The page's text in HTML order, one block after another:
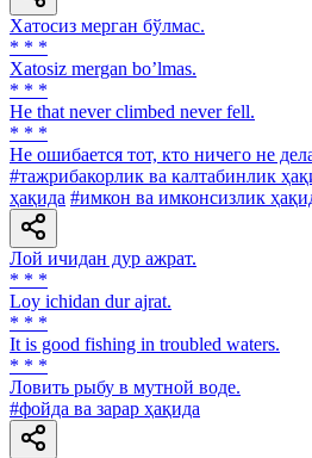
Хатосиз мерган бўлмас.
* * *
Xatosiz mergan boʼlmas.
* * *
He that never climbed never fell.
* * *
He ошибается тот, кто ничего не
#тажрибакорлик ва калтабинлик
ҳақида #имкон ва имконсизлик
Лой ичидан дур ажрат.
* * *
Loy ichidan dur ajrat.
* * *
It is good fishing in troubled waters.
* * *
Ловить рыбу в мутной воде.
#фойда ва зарар ҳақида